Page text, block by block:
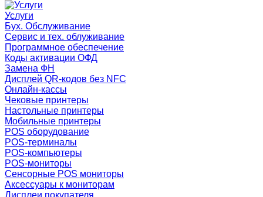
Услуги
Бух. Обслуживание
Сервис и тех. облуживание
Программное обеспечение
Коды активации ОФД
Замена ФН
Дисплей QR-кодов без NFC
Онлайн-кассы
Чековые принтеры
Настольные принтеры
Мобильные принтеры
POS оборудование
POS-терминалы
POS-компьютеры
POS-мониторы
Сенсорные POS мониторы
Аксессуары к мониторам
Дисплеи покупателя